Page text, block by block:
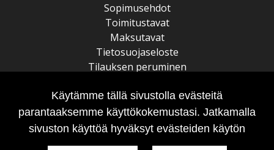
Sopimusehdot
Toimitustavat
Maksutavat
Tietosuojaseloste
Tilauksen peruminen
Käytämme tällä sivustolla evästeitä
parantaaksemme käyttökokemustasi. Jatkamalla
sivuston käyttöä hyväksyt evästeiden käytön